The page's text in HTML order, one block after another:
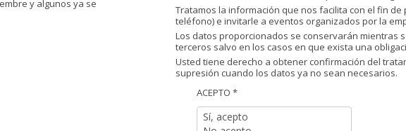
y algunos ya se
Tratamos la información que nos facilita con el fin
teléfono) e invitarle a eventos organizados por la
Los datos proporcionados se conservarán mientras
terceros salvo en los casos en que exista una
Usted tiene derecho a obtener confirmación del
supresión cuando los datos ya no sean necesarios.
ACEPTO *